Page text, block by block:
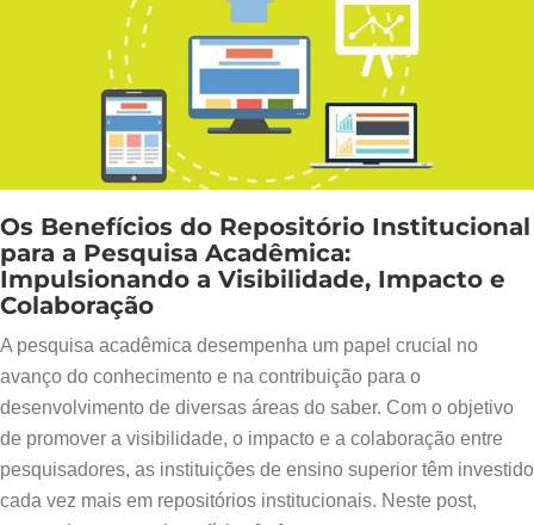
Os Benefícios do Repositório Institucional
para a Pesquisa Acadêmica:
Impulsionando a Visibilidade, Impacto e
Colaboração
A pesquisa acadêmica desempenha um papel crucial no
avanço do conhecimento e na contribuição para o
desenvolvimento de diversas áreas do saber. Com o objetivo
de promover a visibilidade, o impacto e a colaboração entre
pesquisadores, as instituições de ensino superior têm investido
cada vez mais em repositórios institucionais. Neste post,